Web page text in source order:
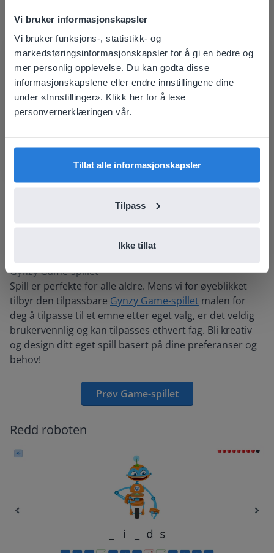
Vi bruker informasjonskapsler
Vi bruker funksjons-, statistikk- og
markedsføringsinformasjonskapsler for å gi en bedre og
mer personlig opplevelse. Du kan godta disse
informasjonskapslene eller endre innstillingene dine
under «Innstillinger». Klikk her for å lese
personvernerklæringen vår.
Tillat alle informasjonskapsler
Tilpass
Ikke tillat
laget massevis av spill for deg for å fylle et stille
øyeblikk, livne opp klasserommet ditt og reaktivere
elevene dine. Alt du trenger er en interaktiv tavle eller
digital skjerm - og Gynzy!
Spill: spennende & morsomt!
Gynzy Game-spillet
Spill er perfekte for alle aldre. Mens vi for øyeblikket
tilbyr den tilpassbare Gynzy Game-spillet malen for
deg å tilpasse til et emne etter eget valg, er det veldig
brukervennlig og kan tilpasses ethvert fag. Bli kreativ
og design ditt eget spill basert på dine preferanser og
behov!
Prøv Game-spillet
Redd roboten
This website doesn't match
your location
Based on your location, we think you might
prefer to visit our English website. There you'll
English
Norsk